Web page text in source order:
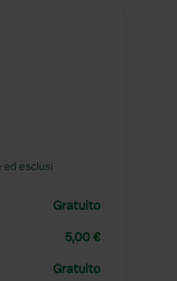
esclusi
Gratuito
5,00 €
Gratuito